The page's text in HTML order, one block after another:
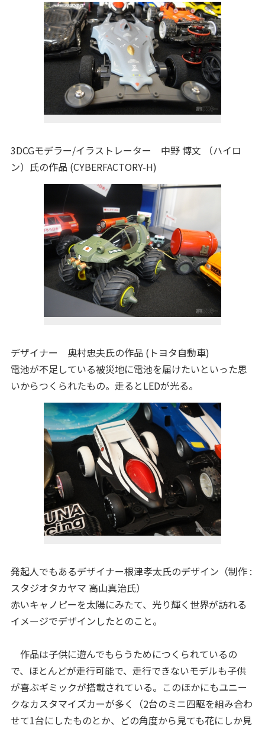
3DCGモデラー/イラストレーター 中野 博文 （ハイロ
ン）氏の作品 (CYBERFACTORY-H)
デザイナー 奥村忠夫氏の作品 (トヨタ自動車)
電池が不足している被災地に電池を届けたいといった思
いからつくられたもの。走るとLEDが光る。
発起人でもあるデザイナー根津孝太氏のデザイン（制作 :
スタジオタカヤマ 高山真治氏）
赤いキャノピーを太陽にみたて、光り輝く世界が訪れる
イメージでデザインしたとのこと。
作品は子供に遊んでもらうためにつくられているの
で、ほとんどが走行可能で、走行できないモデルも子供
が喜ぶギミックが搭載されている。このほかにもユニー
クなカスタマイズカーが多く（2台のミニ四駆を組み合わ
せて1台にしたものとか、どの角度から見ても花にしか見